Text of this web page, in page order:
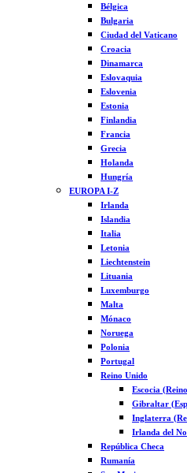
Bélgica
Bulgaria
Ciudad del Vaticano
Croacia
Dinamarca
Eslovaquia
Eslovenia
Estonia
Finlandia
Francia
Grecia
Holanda
Hungría
EUROPA I-Z
Irlanda
Islandia
Italia
Letonia
Liechtenstein
Lituania
Luxemburgo
Malta
Mónaco
Noruega
Polonia
Portugal
Reino Unido
Escocia
Gibraltar
Inglaterra
Irlanda del
República Checa
Rumanía